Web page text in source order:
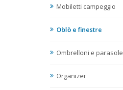
Mobiletti campeggio
Oblò e finestre
Ombrelloni e parasole
Organizer